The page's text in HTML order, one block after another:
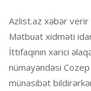
Azlist.az xəbər verir
Mətbuat xidməti
İttifaqının xarici
nümayəndəsi
münasibət